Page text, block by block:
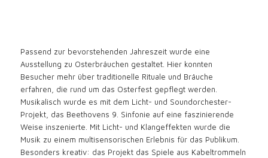
Passend zur bevorstehenden Jahreszeit wurde eine
Ausstellung zu Osterbräuchen gestaltet. Hier konnten
Besucher mehr über traditionelle Rituale und Bräuche
erfahren, die rund um das Osterfest gepflegt werden.
Musikalisch wurde es mit dem Licht- und Soundorchester-
Projekt, das Beethovens 9. Sinfonie auf eine faszinierende
Weise inszenierte. Mit Licht- und Klangeffekten wurde die
Musik zu einem multisensorischen Erlebnis für das Publikum.
Besonders kreativ: das Projekt das Spiele aus Kabeltrommeln